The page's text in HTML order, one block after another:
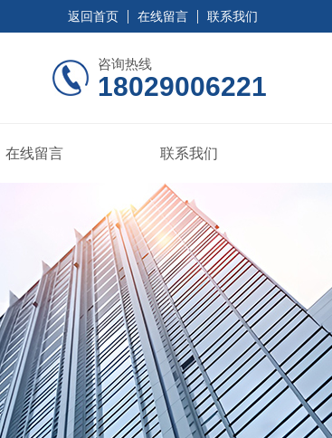
返回首页 在线留言 联系我们
咨询热线
18029006221
在线留言 联系我们